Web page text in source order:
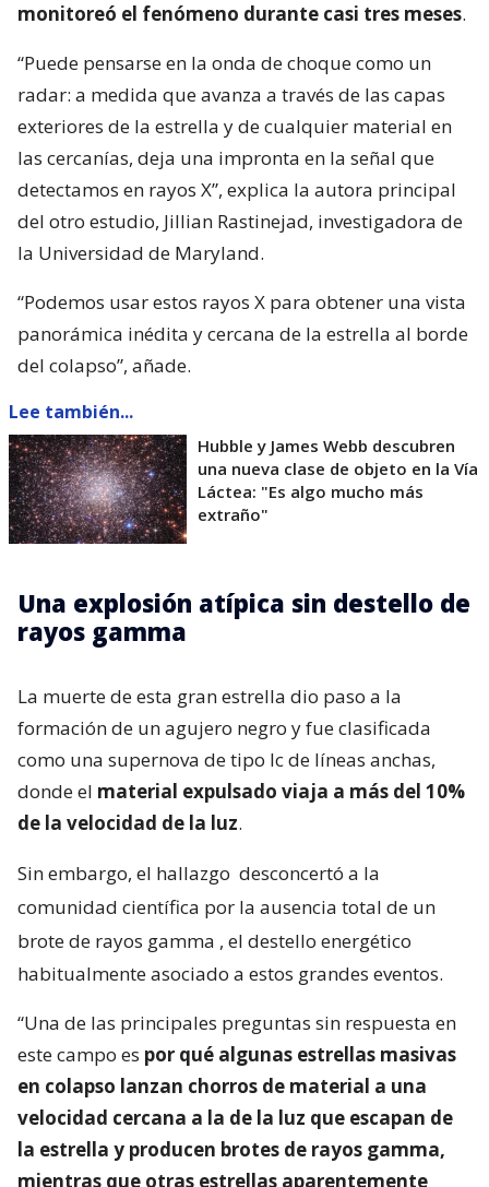
monitoreó el fenómeno durante casi tres meses.
“Puede pensarse en la onda de choque como un
radar: a medida que avanza a través de las capas
exteriores de la estrella y de cualquier material en
las cercanías, deja una impronta en la señal que
detectamos en rayos X”, explica la autora principal
del otro estudio, Jillian Rastinejad, investigadora de
la Universidad de Maryland.
“Podemos usar estos rayos X para obtener una vista
panorámica inédita y cercana de la estrella al borde
del colapso”, añade.
Lee también...
Hubble y James Webb descubren
una nueva clase de objeto en la Vía
Láctea: "Es algo mucho más
extraño"
Una explosión atípica sin destello de
rayos gamma
La muerte de esta gran estrella dio paso a la
formación de un agujero negro y fue clasificada
como una supernova de tipo Ic de líneas anchas,
donde el material expulsado viaja a más del 10%
de la velocidad de la luz.
Sin embargo, el hallazgo desconcertó a la
comunidad científica por la ausencia total de un
brote de rayos gamma , el destello energético
habitualmente asociado a estos grandes eventos.
“Una de las principales preguntas sin respuesta en
este campo es por qué algunas estrellas masivas
en colapso lanzan chorros de material a una
velocidad cercana a la de la luz que escapan de
la estrella y producen brotes de rayos gamma,
mientras que otras estrellas aparentemente